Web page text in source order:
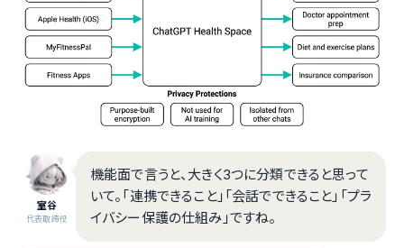
室谷
代表取締役
機能面で言うと、大きく3つに分類できると思って
いて。「連携できること」「会話でできること」「プラ
イバシー保護の仕組み」ですね。